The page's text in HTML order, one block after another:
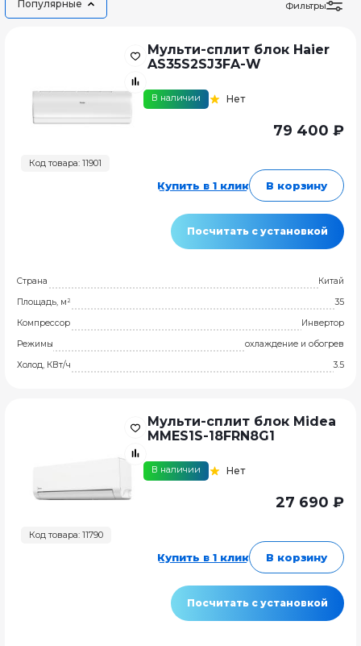
Популярные Фильтры
Код товара: 11901
Мульти-сплит блок Haier
AS35S2SJ3FA-W
В наличии Нет
79 400 ₽
Купить в 1 клик В корзину
Посчитать с установкой
Страна
Китай
Площадь, м²
35
Компрессор
Инвертор
Режимы
охлаждение и обогрев
Холод, КВт/ч
3.5
Код товара: 11790
Мульти-сплит блок Midea
MMES1S-18FRN8G1
В наличии Нет
27 690 ₽
Купить в 1 клик В корзину
Посчитать с установкой